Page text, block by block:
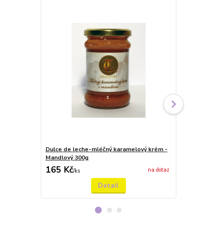
Dulce de leche-mléčný karamelový krém -
Mandlový 300g
165 Kč/ks na dotaz
Detail